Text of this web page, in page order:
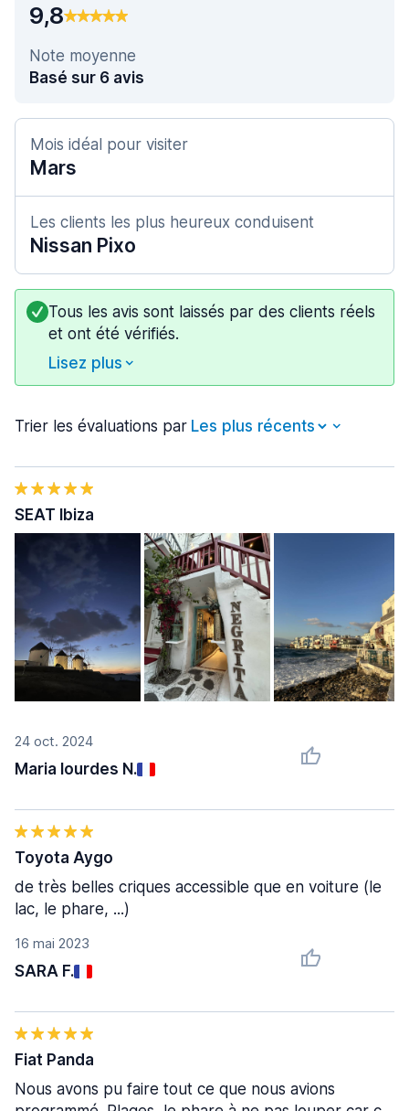
9,8
Note moyenne
Basé sur 6 avis
Mois idéal pour visiter
Mars
Les clients les plus heureux conduisent
Nissan Pixo
Tous les avis sont laissés par des clients réels
et ont été vérifiés.
Lisez plus
Trier les évaluations par
24 oct. 2024
Maria lourdes N.
SEAT Ibiza
16 mai 2023
SARA F.
Toyota Aygo
de très belles criques accessible que en voiture (le
lac, le phare, ...)
Fiat Panda
Nous avons pu faire tout ce que nous avions